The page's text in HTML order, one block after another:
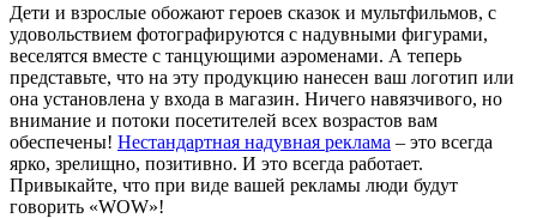
Дети и взрослые обожают героев сказок и мультфильмов, с
удовольствием фотографируются с надувными фигурами,
веселятся вместе с танцующими аэроменами. А теперь
представьте, что на эту продукцию нанесен ваш логотип или
она установлена у входа в магазин. Ничего навязчивого, но
внимание и потоки посетителей всех возрастов вам
обеспечены! Нестандартная надувная реклама – это всегда
ярко, зрелищно, позитивно. И это всегда работает.
Привыкайте, что при виде вашей рекламы люди будут
говорить «WOW»!